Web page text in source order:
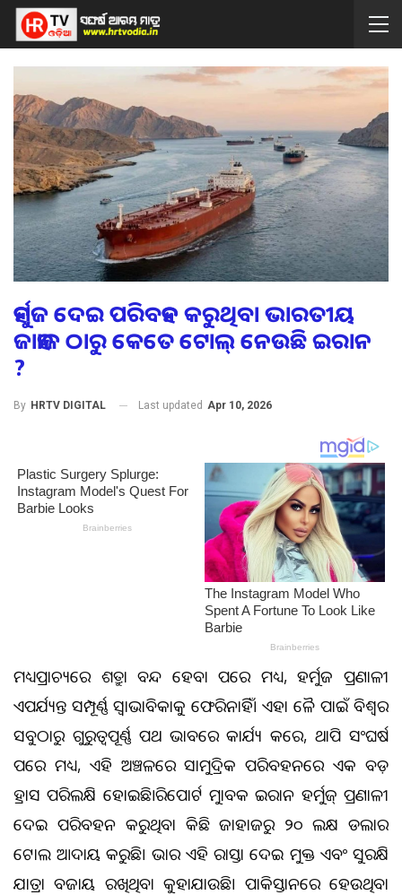
ହର୍ମୁଜ ଦେଇ ପରିବହନ କରୁଥିବା ଭାରତୀୟ
ଜାହାଜ ଠାରୁ କେତେ ଟୋଲ୍ ନେଉଛି ଇରାନ
?
By HRTV DIGITAL Last updated Apr 10, 2026
ମଧ୍ୟପ୍ରାଚ୍ୟରେ ଶତ୍ରୁତା ବନ୍ଦ ହେବା ପରେ ମଧ୍ୟ, ହର୍ମୁଜ ପ୍ରଣାଳୀ
ଏପର୍ଯ୍ୟନ୍ତ ସମ୍ପୂର୍ଣ୍ଣ ସ୍ୱାଭାବିକତାକୁ ଫେରିନାହିଁ। ଏହା ତୈଳ ପାଇଁ ବିଶ୍ୱର
ସବୁଠାରୁ ଗୁରୁତ୍ୱପୂର୍ଣ୍ଣ ପଥ ଭାବରେ କାର୍ଯ୍ୟ କରେ, ତଥାପି ସଂଘର୍ଷ
ପରେ ମଧ୍ୟ, ଏହି ଅଞ୍ଚଳରେ ସାମୁଦ୍ରିକ ପରିବହନରେ ଏକ ବଡ଼
ହ୍ରାସ ପରିଲକ୍ଷିତ ହୋଇଛି।ରିପୋର୍ଟ ମୁତାବକ ଇରାନ ହର୍ମୁଜ୍ ପ୍ରଣାଳୀ
ଦେଇ ପରିବହନ କରୁଥିବା କିଛି ଜାହାଜରୁ ୨୦ ଲକ୍ଷ ଡଲାର
ଟୋଲ ଆଦାୟ କରୁଛି। ଭାରତ ଏହି ରାସ୍ତା ଦେଇ ମୁକ୍ତ ଏବଂ ସୁରକ୍ଷିତ
ଯାତ୍ରା ବଜାୟ ରଖିଥିବା କୁହାଯାଉଛି। ପାକିସ୍ତାନରେ ହେଉଥିବା